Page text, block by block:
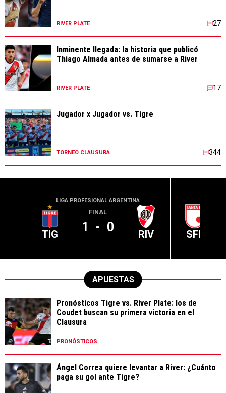
RIVER PLATE 27
Inminente llegada: la historia que publicó
Thiago Almada antes de sumarse a River
RIVER PLATE 17
Jugador x Jugador vs. Tigre
TORNEO CLAUSURA 344
LIGA PROFESIONAL ARGENTINA
TIG
FINAL
1 - 0 RIV SFE
APUESTAS
Pronósticos Tigre vs. River Plate: los de
Coudet buscan su primera victoria en el
Clausura
PRONÓSTICOS
Ángel Correa quiere levantar a River: ¿Cuánto
paga su gol ante Tigre?